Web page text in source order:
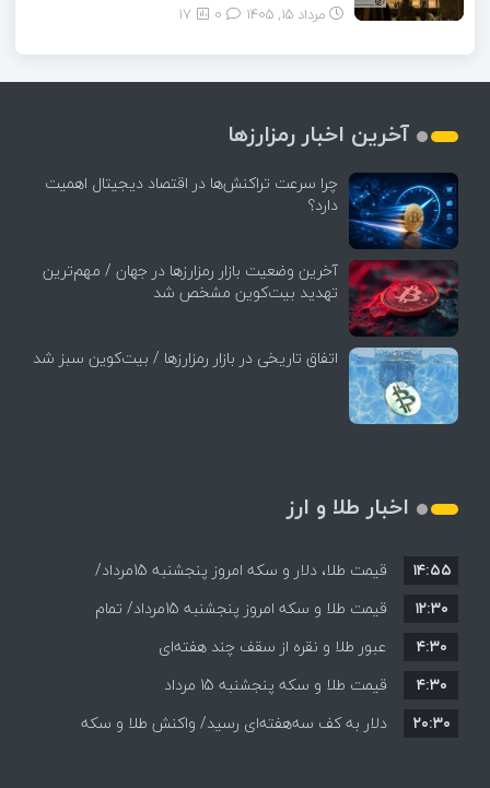
مرداد ۱۵, ۱۴۰۵ 17
آخرین اخبار رمزارزها
چرا سرعت تراکنش‌ها در اقتصاد دیجیتال اهمیت
دارد؟
آخرین وضعیت بازار رمزارزها در جهان / مهم‌ترین
تهدید بیت‌کوین مشخص شد
اتفاق تاریخی در بازار رمزارزها / بیت‌کوین سبز شد
اخبار طلا و ارز
قیمت طلا، دلار و سکه امروز پنجشنبه 15مرداد/
افزایش قیمت ها + جدول
۱۴:۵۵
قیمت طلا و سکه امروز پنجشنبه 15مرداد/ تمام
قیمت ها بر مدار افزایش + جدول
۱۲:۳۰
عبور طلا و نقره از سقف چند هفته‌ای
۴:۳۰
قیمت طلا و سکه پنجشنبه 15 مرداد
۴:۳۰
دلار به کف سه‌هفته‌ای رسید/ واکنش طلا و سکه
۲۰:۳۰